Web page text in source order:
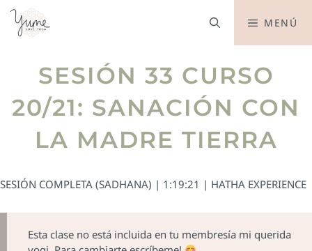
MENÚ
SESIÓN 33 CURSO
20/21: SANACIÓN CON
LA MADRE TIERRA
SESIÓN COMPLETA (SADHANA) | 1:19:21 | HATHA EXPERIENCE
Esta clase no está incluida en tu membresía mi querida